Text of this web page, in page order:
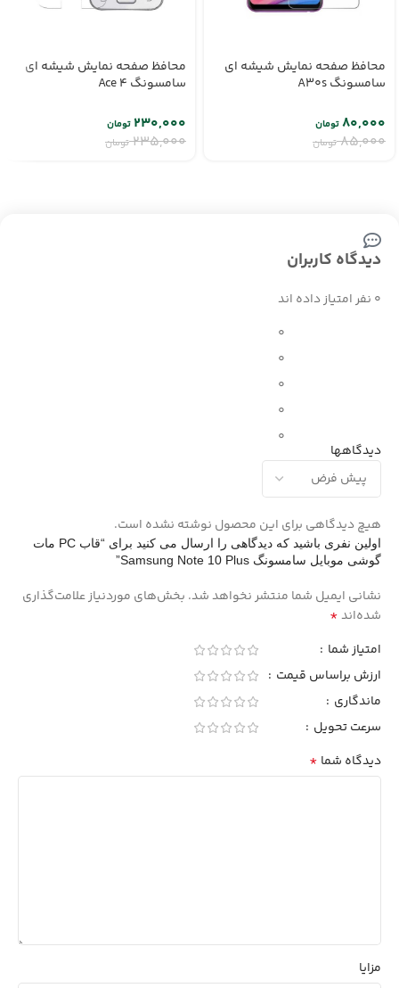
محافظ صفحه نمایش شیشه ای
سامسونگ A30s
۸۵,۰۰۰ تومان
۸۰,۰۰۰تومان
محافظ صفحه نمایش شیشه ای
سامسونگ Ace 4
۲۳۵,۰۰۰ تومان
۲۳۰,۰۰۰تومان
دیدگاه کاربران
0 نفر امتیاز داده اند
0
0
0
0
0
دیدگاهها
هیچ دیدگاهی برای این محصول نوشته نشده است.
اولین نفری باشید که دیدگاهی را ارسال می کنید برای “قاب PC مات
گوشی موبایل سامسونگ Samsung Note 10 Plus”
نشانی ایمیل شما منتشر نخواهد شد. بخش‌های موردنیاز علامت‌گذاری
شده‌اند*
امتیاز شما
ارزش براساس قیمت
ماندگاری
سرعت تحویل
دیدگاه شما *
مزایا